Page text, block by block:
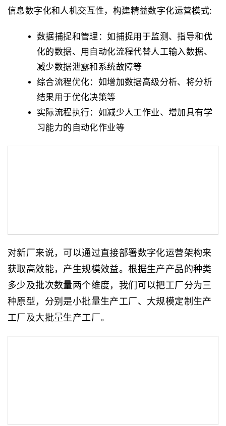
信息数字化和人机交互性，构建精益数字化运营模式:
数据捕捉和管理：如捕捉用于监测、指导和优
化的数据、用自动化流程代替人工输入数据、
减少数据泄露和系统故障等
综合流程优化：如增加数据高级分析、将分析
结果用于优化决策等
实际流程执行：如减少人工作业、增加具有学
习能力的自动化作业等
对新厂来说，可以通过直接部署数字化运营架构来
获取高效能，产生规模效益。根据生产产品的种类
多少及批次数量两个维度，我们可以把工厂分为三
种原型，分别是小批量生产工厂、大规模定制生产
工厂及大批量生产工厂。